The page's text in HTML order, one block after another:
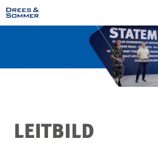
MARKETS
SERVICES
LEITBILD